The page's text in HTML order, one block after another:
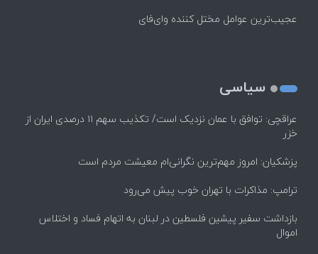
عجیب‌ترین عوامل مختل کننده وای‌فای
سیاسی
عراقچی: توافق با عمان نزدیک است/ تکذیب سهم ۱۱ درصدی ایران از
خزر
پزشکیان: امروز مهم‌ترین نگرانی‌ام معیشت مردم است
ترامپ: مذاکرات با تهران خوب پیش می‌رود
بازداشت سفیر پیشین فلسطین در لبنان به اتهام فساد و اختلاس
اموال